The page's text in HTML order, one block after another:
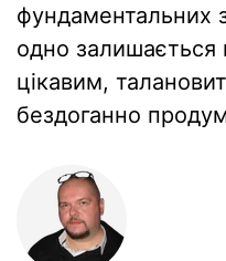
фундаментальних
одно
цікавим,
бездоганно